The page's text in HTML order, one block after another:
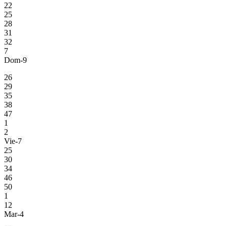
22
25
28
31
32
7
Dom-9
26
29
35
38
47
1
2
Vie-7
25
30
34
46
50
1
12
Mar-4